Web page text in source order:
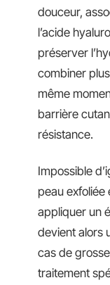
douceur,
l’acide
préserver
combiner
même
barrière
résistance.
Impossible
peau exfoliée
appliquer un
devient alors
cas de
traitement